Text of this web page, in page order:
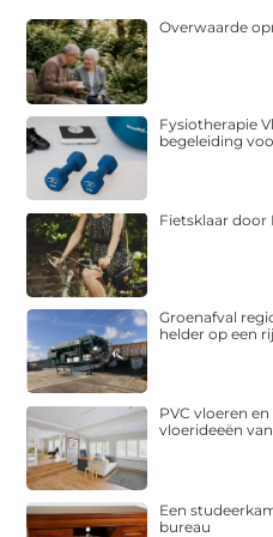
Overwaarde
Fysiotherapie
begeleiding
Fietsklaar door
Groenafval
helder op een rij
PVC vloeren
vloerideeën van
Een
bureau